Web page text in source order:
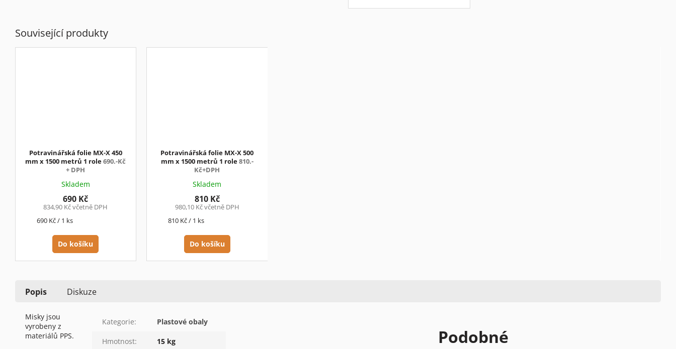
Související produkty
Potravinářská folie MX-X 450
mm x 1500 metrů 1 role690.-Kč
+ DPH
Skladem
834,90 Kč včetně DPH
690 Kč
Měrná
690 Kč / 1 ks
Do košíku
Potravinářská folie MX-X 500
mm x 1500 metrů 1 role810.-
Kč+DPH
Skladem
980,10 Kč včetně DPH
810 Kč
Měrná
810 Kč / 1 ks
Do košíku
Popis Diskuze
Misky jsou
vyrobeny z
materiálů PPS.
Kategorie: Plastové obaly
Hmotnost: 15 kg Podobné